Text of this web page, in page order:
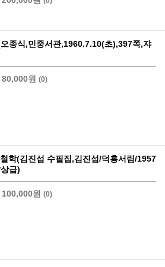
종식,민중서관,1960.7.10(초),397쪽,쟈
80,000원 (0)
학(김진섭 수필집,김진섭/덕흥서림/1957
급)
100,000원 (0)